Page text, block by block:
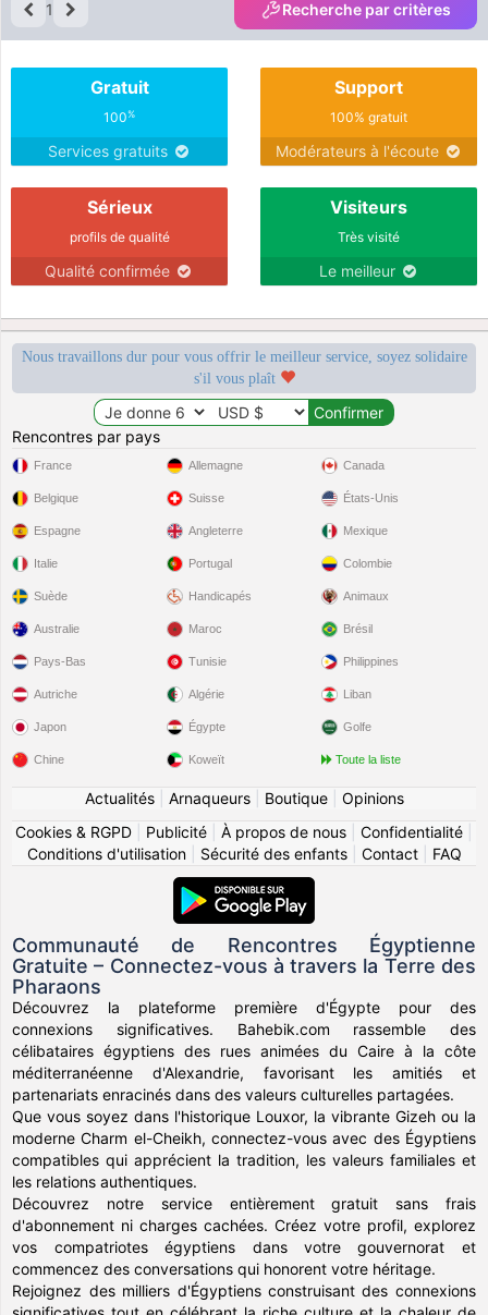
1 Recherche par critères
Gratuit
100%
Services gratuits
Support
100% gratuit
Modérateurs à l'écoute
Sérieux
profils de qualité
Qualité confirmée
Visiteurs
Très visité
Le meilleur
Nous travaillons dur pour vous offrir le meilleur service, soyez solidaire
s'il vous plaît
Rencontres par pays
France
Belgique
Espagne
Italie
Suède
Allemagne
Suisse
Angleterre
Portugal
Handicapés
Canada
États-Unis
Mexique
Colombie
Animaux
Australie
Pays-Bas
Autriche
Japon
Chine
Maroc
Tunisie
Algérie
Égypte
Koweït
Brésil
Philippines
Liban
Golfe
Toute la liste
Actualités| Arnaqueurs| Boutique| Opinions
Cookies & RGPD
Publicité À propos de nous Confidentialité
Conditions d'utilisation| Sécurité des enfants| Contact| FAQ
Communauté de Rencontres Égyptienne
Gratuite – Connectez-vous à travers la Terre des
Pharaons
Découvrez la plateforme première d'Égypte pour des
connexions significatives. Bahebik.com rassemble des
célibataires égyptiens des rues animées du Caire à la côte
méditerranéenne d'Alexandrie, favorisant les amitiés et
partenariats enracinés dans des valeurs culturelles partagées.
Que vous soyez dans l'historique Louxor, la vibrante Gizeh ou la
moderne Charm el-Cheikh, connectez-vous avec des Égyptiens
compatibles qui apprécient la tradition, les valeurs familiales et
les relations authentiques.
Découvrez notre service entièrement gratuit sans frais
d'abonnement ni charges cachées. Créez votre profil, explorez
vos compatriotes égyptiens dans votre gouvernorat et
commencez des conversations qui honorent votre héritage.
Rejoignez des milliers d'Égyptiens construisant des connexions